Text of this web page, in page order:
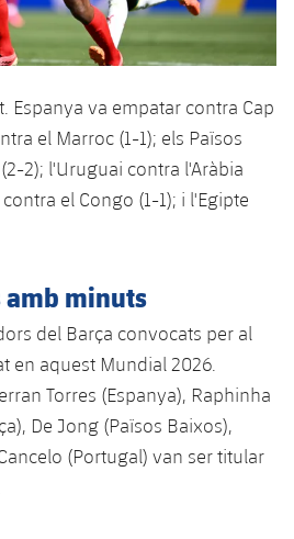
de rodes
Espanya va empatar contra Cap
el Marroc (1-1); els Països
2); l'Uruguai contra l'Aràbia
el Congo (1-1); i l'Egipte
amb minuts
del Barça convocats per al
en aquest Mundial 2026.
Torres (Espanya), Raphinha
De Jong (Països Baixos),
(Portugal) van ser titular